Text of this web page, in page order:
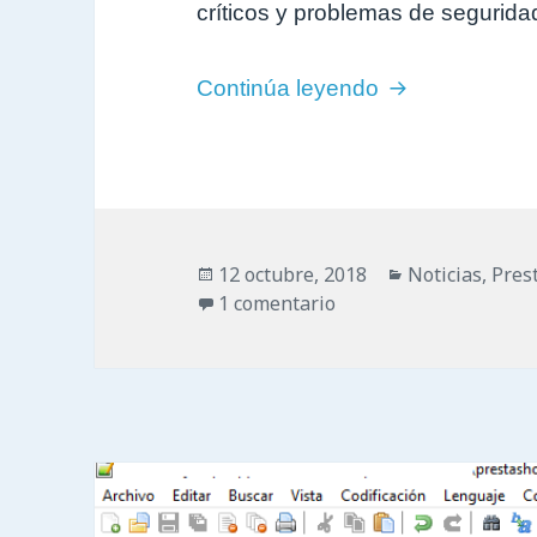
críticos y problemas de
Continúa leyendo Ampliación
Publicado
el
12 octubre, 2018 Categorías
Noticias,
1 comentario